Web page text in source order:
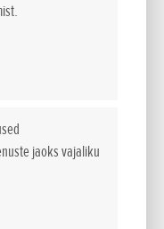
jaoks vajaliku